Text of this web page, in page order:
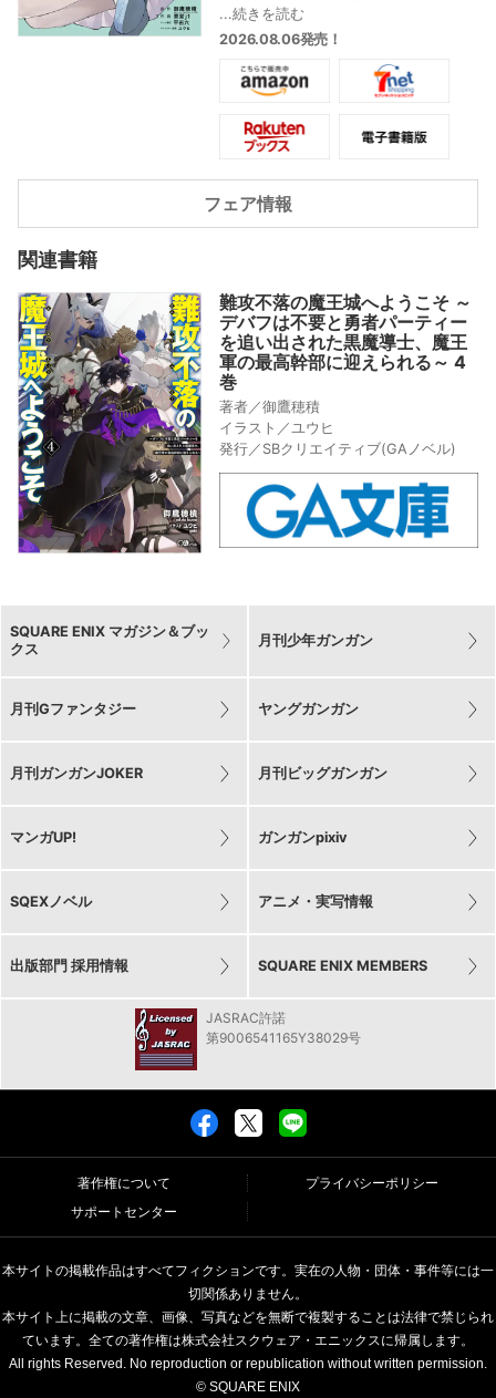
まで到達。激闘の末、ハーゲンティを
下したヘルヴォール達の前に、第三層
フロアボス、そして魔王軍四天王の一
角でもある【吸血鬼の女王】カーミラ
が立ちはだかる――。
至高の勇者軍団VS.最強魔王軍、互いの
意地が牙をむく、第13巻!
...続きを読む
2026.08.06発売！
フェア情報
関連書籍
難攻不落の魔王城へようこそ ～
デバフは不要と勇者パーティー
を追い出された黒魔導士、魔王
軍の最高幹部に迎えられる～ 4
巻
著者／御鷹穂積
イラスト／ユウヒ
発行／SBクリエイティブ(GAノベル)
SQUARE ENIX マガジン＆ブッ
クス
月刊少年ガンガン
月刊Gファンタジー ヤングガンガン
月刊ガンガンJOKER 月刊ビッグガンガン
マンガUP! ガンガンpixiv
SQEXノベル アニメ・実写情報
出版部門 採用情報 SQUARE ENIX MEMBERS
JASRAC許諾
第9006541165Y38029号
著作権について
プライバシーポリシー
サポートセンター
本サイトの掲載作品はすべてフィクションです。実在の人物・団体・事件等には一
切関係ありません。
本サイト上に掲載の文章、画像、写真などを無断で複製することは法律で禁じられ
ています。全ての著作権は株式会社スクウェア・エニックスに帰属します。
All rights Reserved. No reproduction or republication without written permission.
© SQUARE ENIX